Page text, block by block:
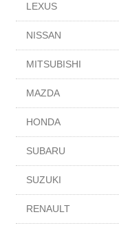
LEXUS
NISSAN
MITSUBISHI
MAZDA
HONDA
SUBARU
SUZUKI
RENAULT